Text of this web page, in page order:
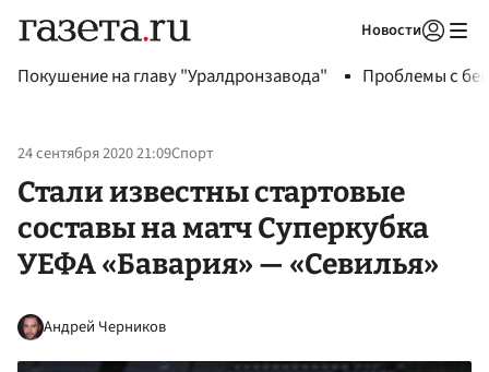
Новости
Покушение на главу "Уралдронзавода" Проблемы с
24 сентября 2020 21:09Спорт
Стали известны стартовые
составы на матч Суперкубка
УЕФА «Бавария» — «Севилья»
Андрей Черников